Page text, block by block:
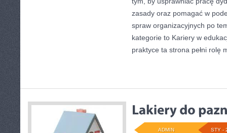
zasady oraz pomagać w
spraw organizacyjnych po
kategorie to Kariery w
praktyce ta strona pełni rolę
STY -
ADMIN